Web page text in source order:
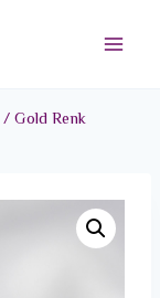
/Gold Renk